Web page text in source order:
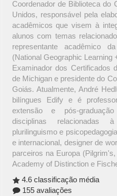
Coordenador de Biblioteca do
Unidos, responsável pela
acadêmicos que visem à
alunos com temas
representante acadêmico
(National Geographic
Examinador dos Certificados
de Michigan e presidente do
Goiás. Atualmente, André
bilíngues Edify e é
extensão e pós-
disciplinas relacionadas
plurilinguismo e
e internacional, designer de
parceiros na Europa
Academy of Distinction e
4.6 classificação média
155 avaliações